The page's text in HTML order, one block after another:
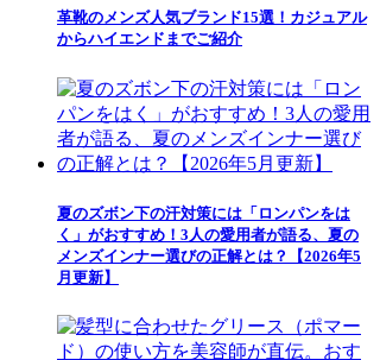
革靴のメンズ人気ブランド15選！カジュアル
からハイエンドまでご紹介
夏のズボン下の汗対策には「ロンパンをは
く」がおすすめ！3人の愛用者が語る、夏の
メンズインナー選びの正解とは？【2026年5
月更新】